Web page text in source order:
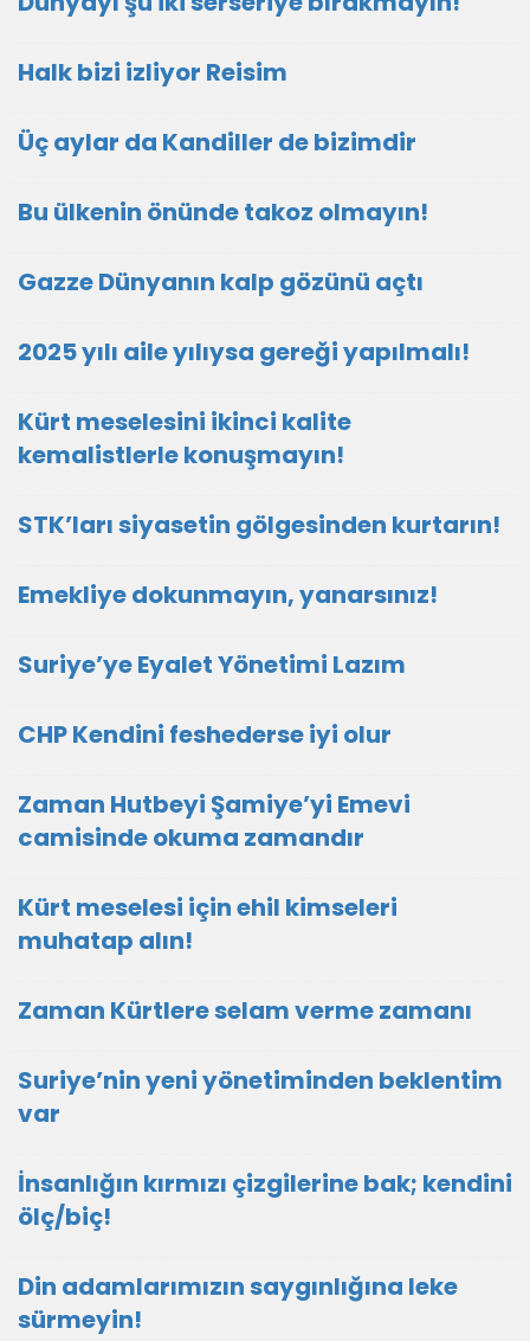
Halk bizi izliyor Reisim
Üç aylar da Kandiller de bizimdir
Bu ülkenin önünde takoz olmayın!
Gazze Dünyanın kalp gözünü açtı
2025 yılı aile yılıysa gereği yapılmalı!
Kürt meselesini ikinci kalite
kemalistlerle konuşmayın!
STK’ları siyasetin gölgesinden kurtarın!
Emekliye dokunmayın, yanarsınız!
Suriye’ye Eyalet Yönetimi Lazım
CHP Kendini feshederse iyi olur
Zaman Hutbeyi Şamiye’yi Emevi
camisinde okuma zamandır
Kürt meselesi için ehil kimseleri
muhatap alın!
Zaman Kürtlere selam verme zamanı
Suriye’nin yeni yönetiminden beklentim
var
İnsanlığın kırmızı çizgilerine bak; kendini
ölç/biç!
Din adamlarımızın saygınlığına leke
sürmeyin!